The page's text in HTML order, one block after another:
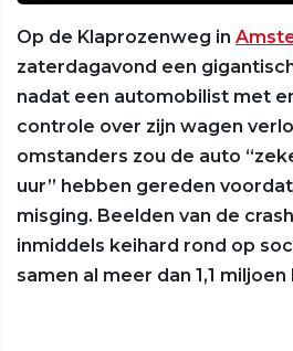
Op de Klaprozenweg in
zaterdagavond een
nadat een automobilist met
controle over zijn wagen
omstanders zou de auto
uur” hebben gereden
misging. Beelden van de
inmiddels keihard rond op
samen al meer dan 1,1